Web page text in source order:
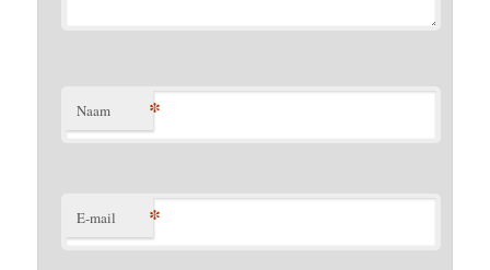
Naam *
E-mail *